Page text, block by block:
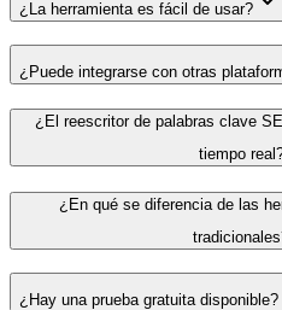
¿La herramienta es fácil de usar?
¿Puede integrarse con otras
¿El reescritor de palabras clave
tiempo
¿En qué se diferencia de las
¿Hay una prueba gratuita disponible?